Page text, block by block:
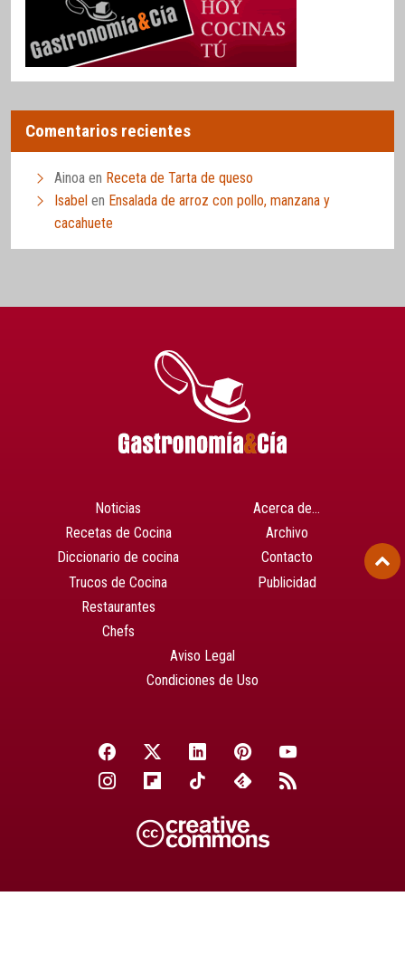
Comentarios recientes
Ainoa en Receta de Tarta de queso
Isabel en Ensalada de arroz con pollo, manzana y
cacahuete
Noticias
Recetas de Cocina
Diccionario de cocina
Trucos de Cocina
Restaurantes
Chefs
Acerca de…
Archivo
Contacto
Publicidad
Aviso Legal
Condiciones de Uso